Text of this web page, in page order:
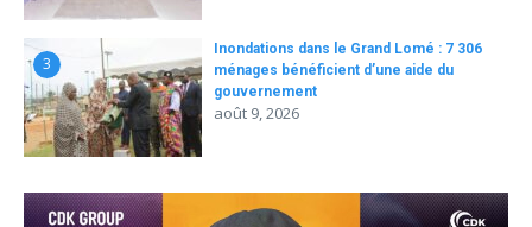
3
Inondations dans le Grand Lomé : 7 306
ménages bénéficient d’une aide du
gouvernement
août 9, 2026